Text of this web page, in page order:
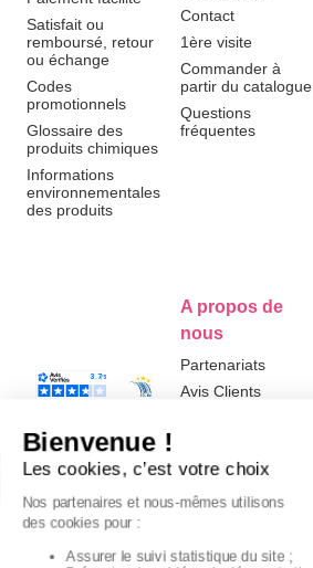
Satisfait ou
remboursé, retour
ou échange
Codes
promotionnels
Glossaire des
produits chimiques
Informations
environnementales
des produits
Contact
1ère visite
Commander à
partir du catalogue
Questions
fréquentes
A propos de
nous
Partenariats
Avis Clients
Données
personnelles et
cookies
Paramétrer
les cookies
Mentions
légales